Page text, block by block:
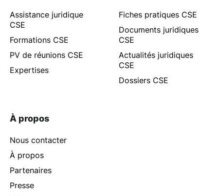
Assistance juridique
CSE
Formations CSE
PV de réunions CSE
Expertises
Fiches pratiques CSE
Documents juridiques
CSE
Actualités juridiques
CSE
Dossiers CSE
À propos
Nous contacter
À propos
Partenaires
Presse